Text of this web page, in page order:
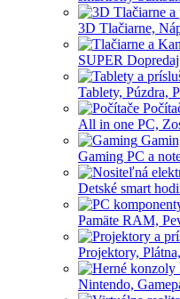
3D Tlačiarne,
SUPER
Tablety, Púzdra,
All in one PC,
Gaming PC a
Detské smart
Pamäte RAM,
Projektory, Plátna,
Nintendo,